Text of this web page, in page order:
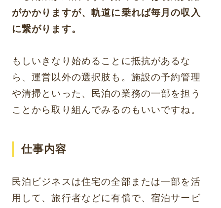
がかかりますが、軌道に乗れば毎月の収入
に繋がります。
もしいきなり始めることに抵抗があるな
ら、運営以外の選択肢も。施設の予約管理
や清掃といった、民泊の業務の一部を担う
ことから取り組んでみるのもいいですね。
仕事内容
民泊ビジネスは住宅の全部または一部を活
用して、旅行者などに有償で、宿泊サービ